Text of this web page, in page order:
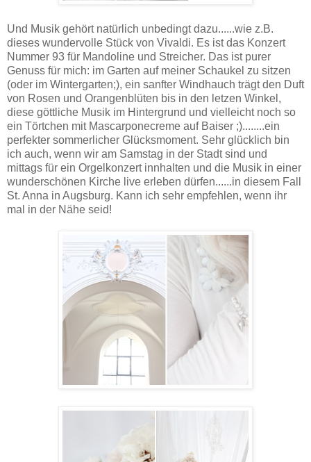
Und Musik gehört natürlich unbedingt dazu......wie z.B.
dieses wundervolle Stück von Vivaldi. Es ist das Konzert
Nummer 93 für Mandoline und Streicher. Das ist purer
Genuss für mich: im Garten auf meiner Schaukel zu sitzen
(oder im Wintergarten;), ein sanfter Windhauch trägt den Duft
von Rosen und Orangenblüten bis in den letzen Winkel,
diese göttliche Musik im Hintergrund und vielleicht noch so
ein Törtchen mit Mascarponecreme auf Baiser ;)........ein
perfekter sommerlicher Glücksmoment. Sehr glücklich bin
ich auch, wenn wir am Samstag in der Stadt sind und
mittags für ein Orgelkonzert innhalten und die Musik in einer
wunderschönen Kirche live erleben dürfen......in diesem Fall
St. Anna in Augsburg. Kann ich sehr empfehlen, wenn ihr
mal in der Nähe seid!